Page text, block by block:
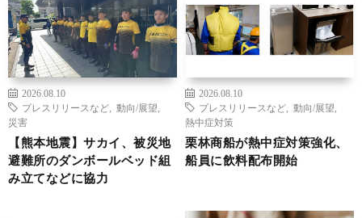
2026.08.10
プレスリリースなど
動向/展望
災害
【熊本地震】サカイ、被災地
避難所のダンボールベッド組
み立てなどに協力
2026.08.10
プレスリリースなど
動向/展望
熱中症対策
栗林商船が熱中症対策強化、
船員に飲料配布開始